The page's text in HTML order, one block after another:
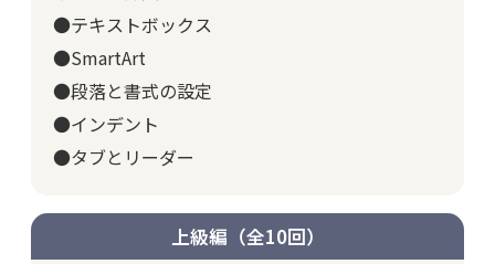
●テキストボックス
●SmartArt
●段落と書式の設定
●インデント
●タブとリーダー
上級編（全10回）